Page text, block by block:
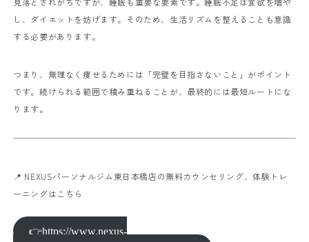
し、ダイエットを妨げます。そのため、生活リズムを整えることも意識
する必要があります。
つまり、無理なく痩せるためには「完璧を目指さないこと」がポイント
です。続けられる範囲で積み重ねることが、最終的には最短ルートにな
ります。
📍 NEXUSパーソナルジム東日本橋店の無料カウンセリング、体験トレ
ーニングはこちら
👉https://www.nexus-